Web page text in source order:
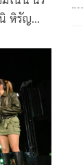
หิรัญ
กร็บฟู้ด ที่
ราณี แบ